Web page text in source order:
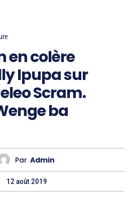
en colère
Ipupa sur
Scram.
ba
Par Admin
12 août 2019